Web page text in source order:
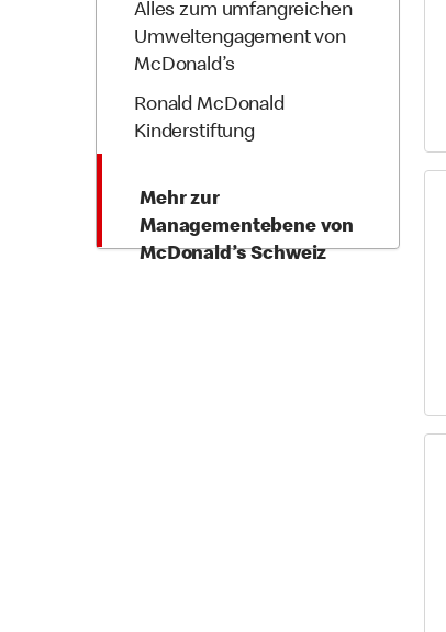
Alles zum umfangreichen
Umweltengagement von
McDonald’s
Ronald McDonald
Kinderstiftung
Mehr zur
Managementebene von
McDonald’s Schweiz